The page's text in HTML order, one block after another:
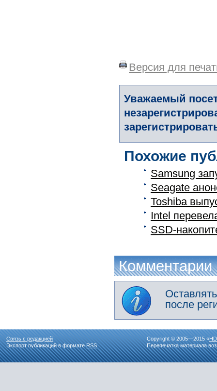
Версия для
Уважаемый
Похожие
Samsung
Seagate
Toshiba
Intel
SSD-
Комментарии
после
Связь с редакцией
Экспорт публикаций в форматеRSS
Copyright © 2005—2015 «
Перепечатка материала